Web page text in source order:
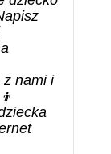
z nami i